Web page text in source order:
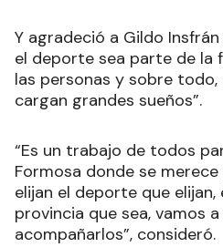
Y agradeció a Gildo
el deporte sea parte de la
las personas y sobre todo,
cargan grandes sueños”.
“Es un trabajo de todos
Formosa donde se
elijan el deporte que elijan,
provincia que sea, vamos
acompañarlos”, consideró.